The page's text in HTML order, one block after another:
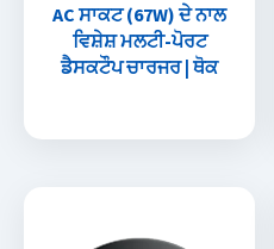
AC ਸਾਕਟ (67W) ਦੇ ਨਾਲ
ਵਿਸ਼ੇਸ਼ ਮਲਟੀ-ਪੋਰਟ
ਡੈਸਕਟੌਪ ਚਾਰਜਰ | ਥੋਕ